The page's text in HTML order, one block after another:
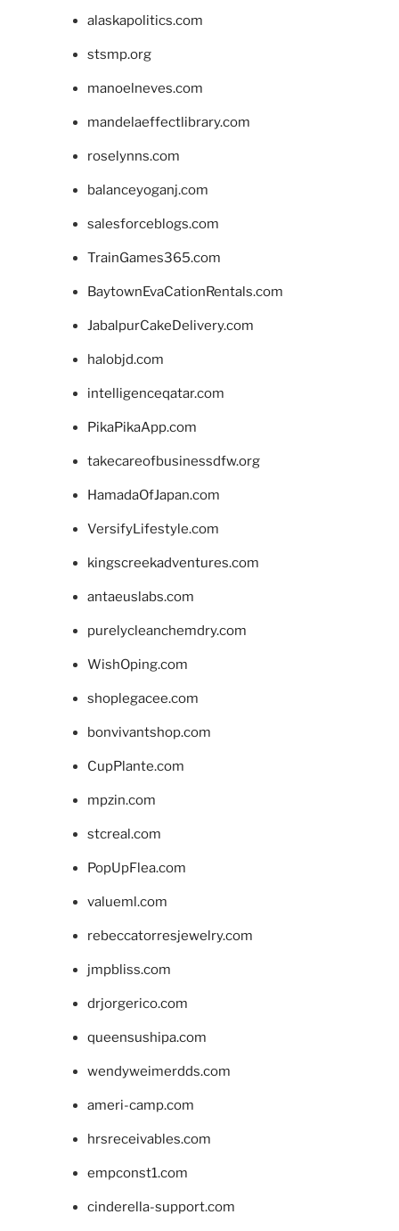
alaskapolitics.com
stsmp.org
manoelneves.com
mandelaeffectlibrary.com
roselynns.com
balanceyoganj.com
salesforceblogs.com
TrainGames365.com
BaytownEvaCationRentals.com
JabalpurCakeDelivery.com
halobjd.com
intelligenceqatar.com
PikaPikaApp.com
takecareofbusinessdfw.org
HamadaOfJapan.com
VersifyLifestyle.com
kingscreekadventures.com
antaeuslabs.com
purelycleanchemdry.com
WishOping.com
shoplegacee.com
bonvivantshop.com
CupPlante.com
mpzin.com
stcreal.com
PopUpFlea.com
valueml.com
rebeccatorresjewelry.com
jmpbliss.com
drjorgerico.com
queensushipa.com
wendyweimerdds.com
ameri-camp.com
hrsreceivables.com
empconst1.com
cinderella-support.com